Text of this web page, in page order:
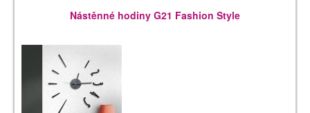
Nástěnné hodiny G21 Fashion Style